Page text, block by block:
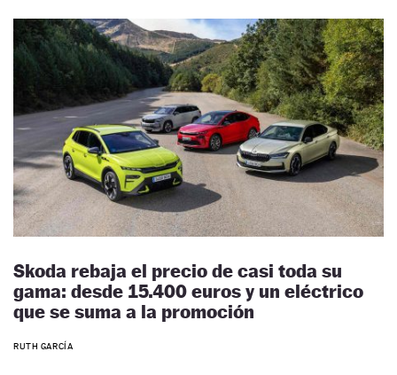
Skoda rebaja el precio de casi toda su
gama: desde 15.400 euros y un eléctrico
que se suma a la promoción
RUTH GARCÍA